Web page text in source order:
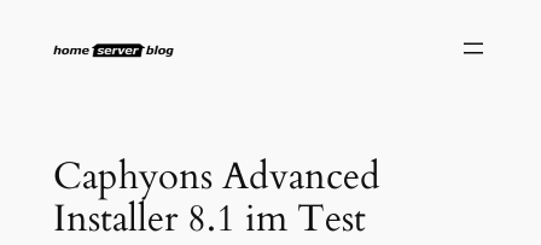
Inhalt
Caphyons Advanced
Installer 8.1 im Test